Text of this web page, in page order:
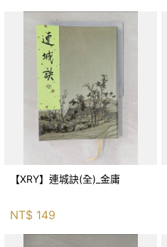
【XRY】連城訣(全)_金庸
NT$ 149